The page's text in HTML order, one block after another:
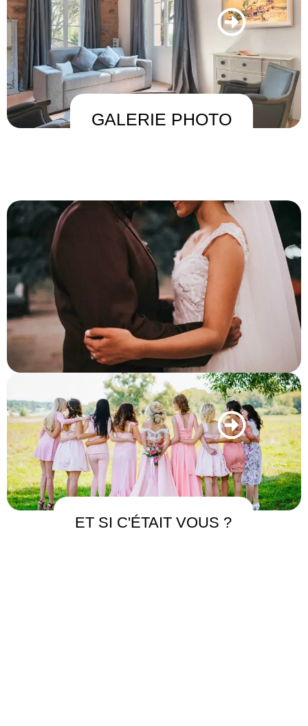
GALERIE PHOTO
ET SI C'ÉTAIT VOUS ?